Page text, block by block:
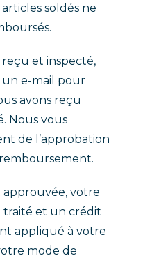
soldés ne
et inspecté,
un e-mail pour
avons reçu
Nous vous
de l’approbation
approuvée, votre
traité et un crédit
appliqué à votre
mode de